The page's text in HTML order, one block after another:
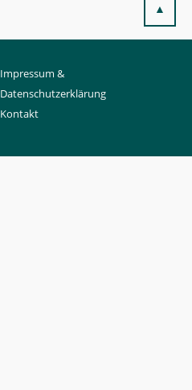
▲
Impressum &
Datenschutzerklärung
Kontakt